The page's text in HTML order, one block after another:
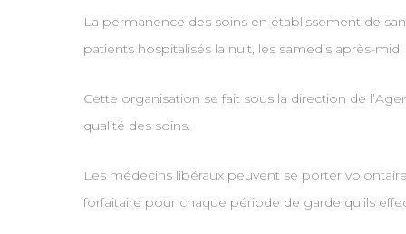
La permanence des soins en établissement de
patients hospitalisés la nuit, les samedis après-midi
Cette organisation se fait sous la direction de
qualité des soins.
Les médecins libéraux peuvent se porter
forfaitaire pour chaque période de garde qu’ils